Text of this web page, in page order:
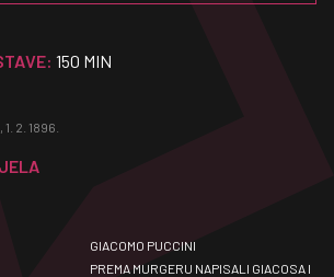
150 MIN
2. 1896.
GIACOMO PUCCINI
PREMA MURGERU NAPISALI GIACOSA I